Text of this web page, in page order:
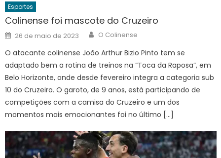
Esportes
Colinense foi mascote do Cruzeiro
Posted
on
26 de maio de 2023 Author
O Colinense
O atacante colinense João Arthur Bizio Pinto tem se
adaptado bem a rotina de treinos na “Toca da Raposa”, em
Belo Horizonte, onde desde fevereiro integra a categoria sub
10 do Cruzeiro. O garoto, de 9 anos, está participando de
competições com a camisa do Cruzeiro e um dos
momentos mais emocionantes foi no último […]